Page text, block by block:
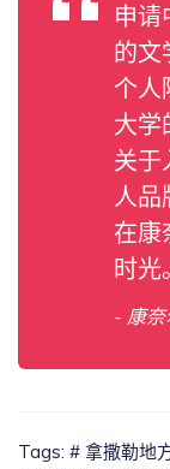
申请
的文
个人
大学
关于
人品
在康
时光。
- 康奈
Tags: # 拿撒勒地